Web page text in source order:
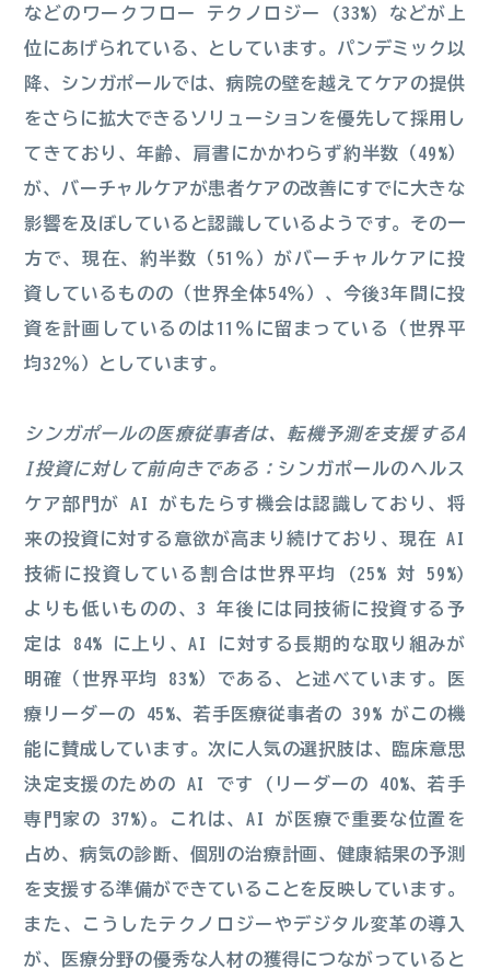
などのワークフロー テクノロジー (33%) などが上
位にあげられている、としています。パンデミック以
降、シンガポールでは、病院の壁を越えてケアの提供
をさらに拡大できるソリューションを優先して採用し
てきており、年齢、肩書にかかわらず約半数（49%）
が、バーチャルケアが患者ケアの改善にすでに大きな
影響を及ぼしていると認識しているようです。その一
方で、現在、約半数（51％）がバーチャルケアに投
資しているものの（世界全体54％）、今後3年間に投
資を計画しているのは11％に留まっている（世界平
均32％）としています。
シンガポールの医療従事者は、転機予測を支援するA
I投資に対して前向きである： シンガポールのヘルス
ケア部門が AI がもたらす機会は認識しており、将
来の投資に対する意欲が高まり続けており、現在 AI
技術に投資している割合は世界平均 (25% 対 59%)
よりも低いものの、3 年後には同技術に投資する予
定は 84% に上り、AI に対する長期的な取り組みが
明確（世界平均 83%）である、と述べています。医
療リーダーの 45%、若手医療従事者の 39% がこの機
能に賛成しています。次に人気の選択肢は、臨床意思
決定支援のための AI です (リーダーの 40%、若手
専門家の 37%)。これは、AI が医療で重要な位置を
占め、病気の診断、個別の治療計画、健康結果の予測
を支援する準備ができていることを反映しています。
また、こうしたテクノロジーやデジタル変革の導入
が、医療分野の優秀な人材の獲得につながっていると